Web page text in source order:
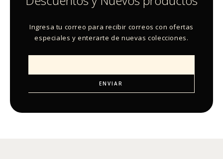
Ingresa tu correo para recibir correos con ofertas
especiales y enterarte de nuevas colecciones.